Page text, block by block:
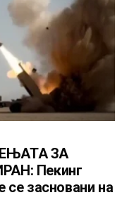
ЗА
Пекинг
засновани на